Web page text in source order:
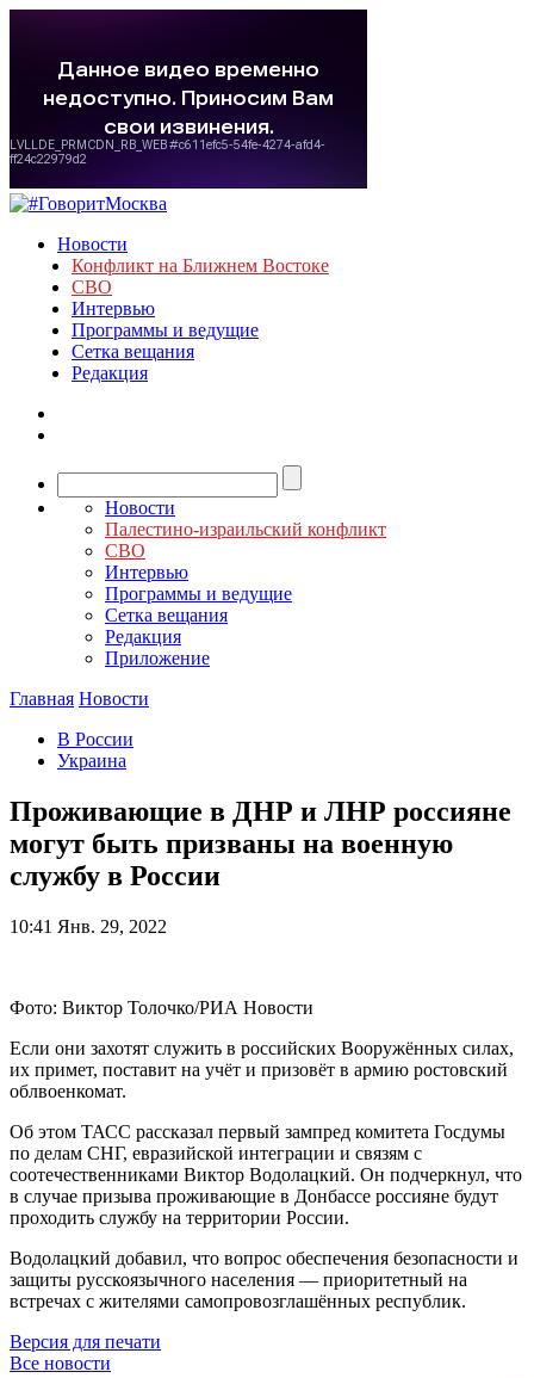
Новости
Конфликт на Ближнем Востоке
СВО
Интервью
Программы и ведущие
Сетка вещания
Редакция
Новости
Палестино-израильский конфликт
СВО
Интервью
Программы и ведущие
Сетка вещания
Редакция
Приложение
Главная Новости
В России
Украина
Проживающие в ДНР и ЛНР россияне
могут быть призваны на военную
службу в России
10:41 Янв. 29, 2022
Фото: Виктор Толочко/РИА Новости
Если они захотят служить в российских Вооружённых силах,
их примет, поставит на учёт и призовёт в армию ростовский
облвоенкомат.
Об этом ТАСС рассказал первый зампред комитета Госдумы
по делам СНГ, евразийской интеграции и связям с
соотечественниками Виктор Водолацкий. Он подчеркнул, что
в случае призыва проживающие в Донбассе россияне будут
проходить службу на территории России.
Водолацкий добавил, что вопрос обеспечения безопасности и
защиты русскоязычного населения — приоритетный на
встречах с жителями самопровозглашённых республик.
Версия для печати
Все новости